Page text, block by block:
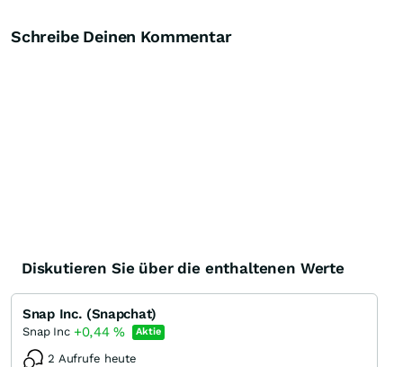
Schreibe Deinen Kommentar
Diskutieren Sie über die enthaltenen Werte
Snap Inc. (Snapchat)
Snap Inc +0,44% Aktie
2 Aufrufe heute